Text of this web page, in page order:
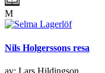
M
Nils Holgerssons resa
av: Lars Hildingson